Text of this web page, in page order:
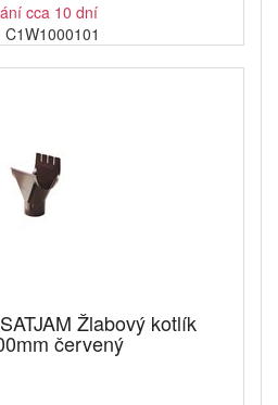
cca 10 dní
C1W1000101
Žlabový kotlík
červený